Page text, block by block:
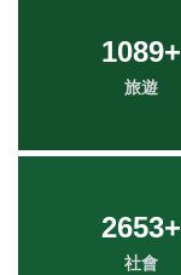
1089+
旅遊
2653+
社會